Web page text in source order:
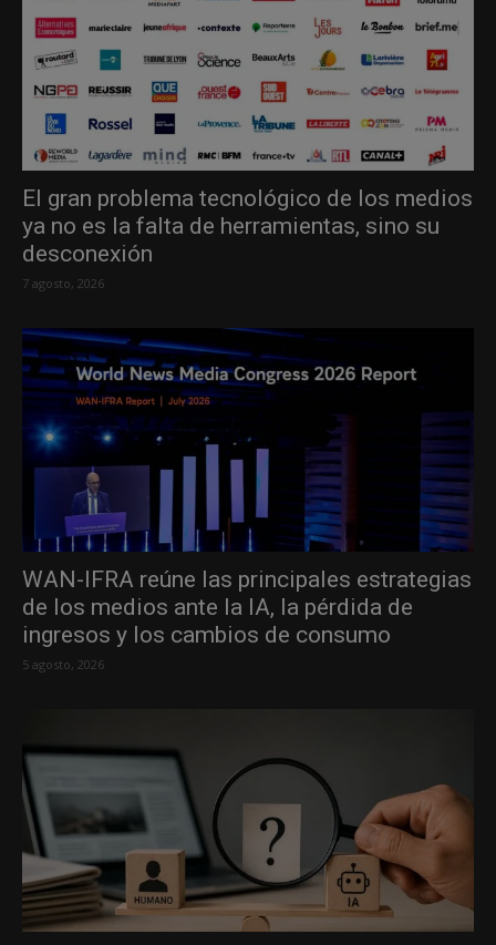
El gran problema tecnológico de los medios
ya no es la falta de herramientas, sino su
desconexión
7 agosto, 2026
WAN-IFRA reúne las principales estrategias
de los medios ante la IA, la pérdida de
ingresos y los cambios de consumo
5 agosto, 2026